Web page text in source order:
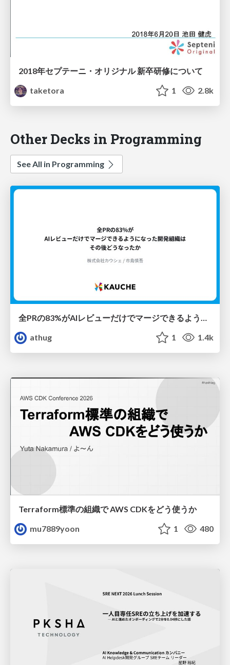
2018年セプテーニ・オリジナル 新卒研修について
taketora
1 2.8k
Other Decks in Programming
See All in Programming
全PRの83%がAIレビューだけでマージできるようになった開発組織はその後どうなったか
athug
1 1.4k
Terraform標準の組織で AWS CDKをどう使うか
mu7889yoon
1 480